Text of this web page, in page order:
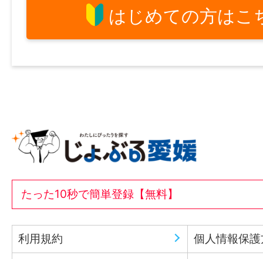
はじめての方はこ
たった10秒で簡単登録【無料】
利用規約 個人情報保